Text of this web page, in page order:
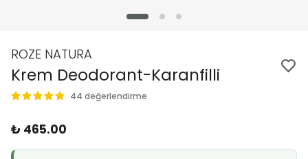
ROZE NATURA
Krem Deodorant-Karanfilli
44 değerlendirme
₺ 465.00